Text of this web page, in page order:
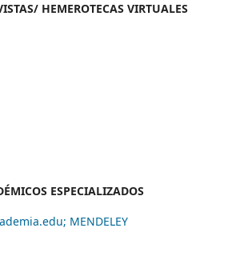
HEMEROTECAS VIRTUALES
ESPECIALIZADOS
MENDELEY